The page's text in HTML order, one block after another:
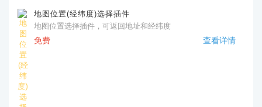
地图位置(经纬度)选择插件
地图位置选择插件，可返回地址和经纬度
免费 查看详情